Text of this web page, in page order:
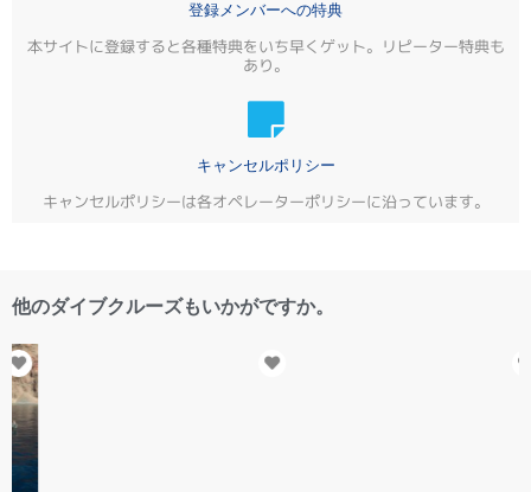
登録メンバーへの特典
本サイトに登録すると各種特典をいち早くゲット。リピーター特典も
あり。
キャンセルポリシー
キャンセルポリシーは各オペレーターポリシーに沿っています。
他のダイブクルーズもいかがですか。